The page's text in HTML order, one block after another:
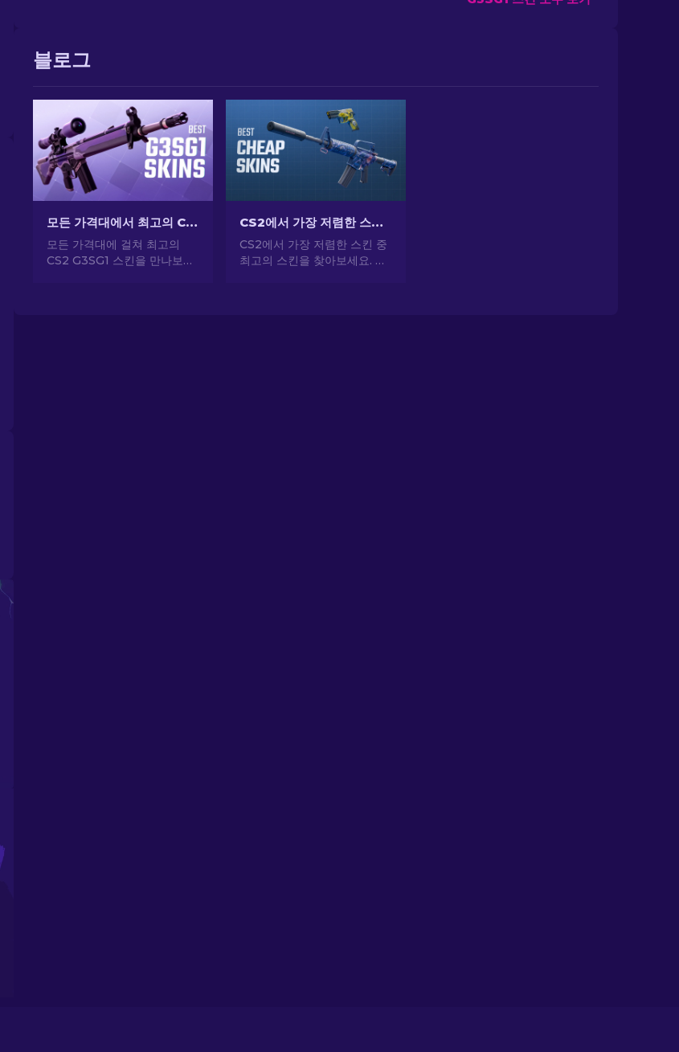
블로그
모든 가격대에서 최고의 CS2 G3SG1 스킨
모든 가격대에 걸쳐 최고의
CS2 G3SG1 스킨을 만나보세
CS2에서 가장 저렴한 스킨 [2026]
CS2에서 가장 저렴한 스킨 중
최고의 스킨을 찾아보세요. 전